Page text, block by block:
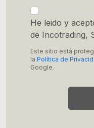
He leido y
de Incotrading,
Este sitio está
la Política de
Google.